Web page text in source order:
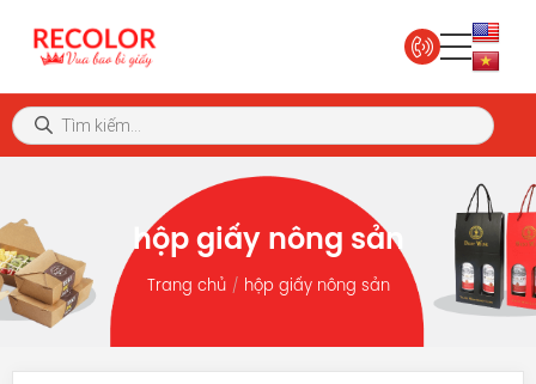
hộp giấy nông sản
Trang chủ hộp giấy nông sản